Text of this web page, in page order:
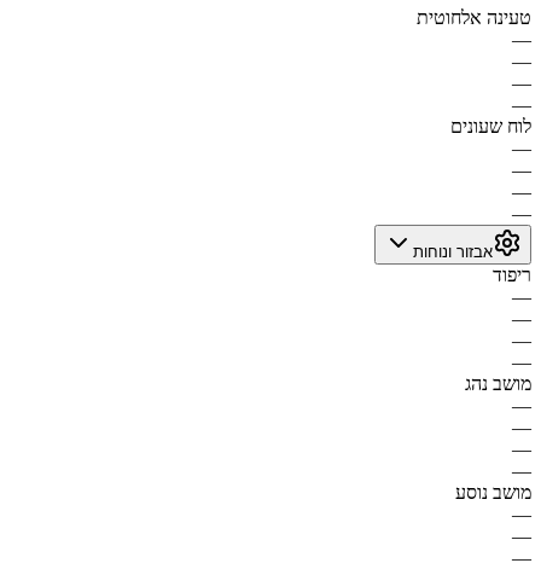
טעינה אלחוטית
—
—
—
—
לוח שעונים
—
—
—
—
אבזור ונוחות
ריפוד
—
—
—
—
מושב נהג
—
—
—
—
מושב נוסע
—
—
—